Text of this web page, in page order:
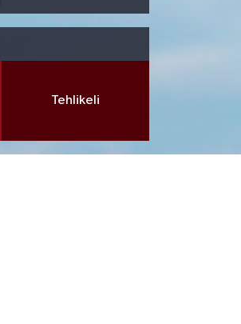
Tehlikeli